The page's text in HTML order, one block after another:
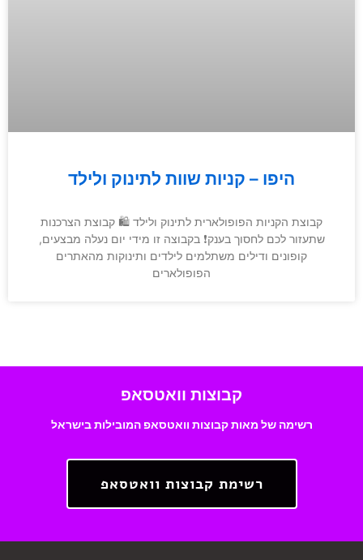
היפו – קניות שוות לתינוק ולילד
קבוצת הקניות הפופולארית לתינוק ולילד 🛍 קבוצת הצרכנות
שתעזור לכם לחסוך בענק❗️ בקבוצה זו מידי יום נעלה מבצעים,
קופונים ודילים משתלמים לילדים ותינוקות מהאתרים
הפופולארים
קבוצות וואטסאפ
רשימה של מאות קבוצות וואטסאפ המובילות בישראל
רשימת קבוצות וואטסאפ